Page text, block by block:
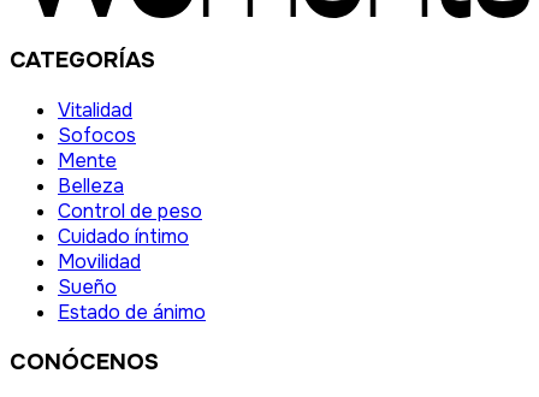
CATEGORÍAS
Vitalidad
Sofocos
Mente
Belleza
Control de peso
Cuidado íntimo
Movilidad
Sueño
Estado de ánimo
CONÓCENOS